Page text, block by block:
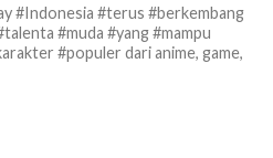
#Indonesia #terus #berkembang
#muda #yang #mampu
#populer dari anime, game,